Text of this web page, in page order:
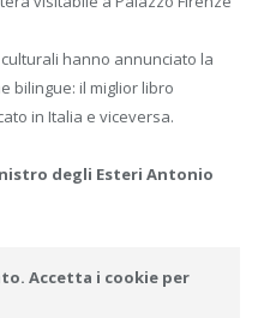
hanno annunciato la
bilingue: il miglior libro
in Italia e viceversa.
degli Esteri Antonio
Accetta i cookie per